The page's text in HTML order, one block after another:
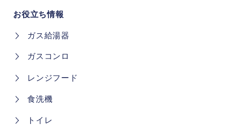
お役立ち情報
トイレ
食洗機
レンジフード
ガスコンロ
ガス給湯器